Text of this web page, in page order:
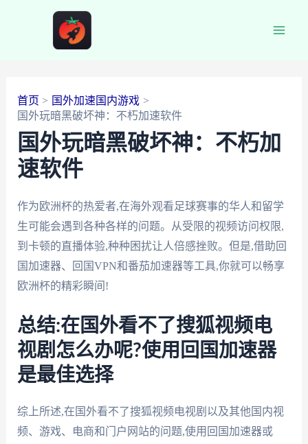
首页
国外加速国内游戏
国外玩暗黑破坏神：不朽加速软件
国外玩暗黑破坏神：不朽加
速软件
作为欧洲杯的热爱者,在海外观看足球赛事的华人和留学
生可能会遇到各种各样的问题。从受限的视频访问权限,
到卡顿的直播体验,种种困扰让人倍感挫败。但是,借助回
国加速器、回国VPN和番茄加速器等工具,你就可以畅享
欧洲杯的精彩瞬间!
总结:在国外看不了搜狐视频电
视剧怎么办呢?使用回国加速器
是最佳选择
综上所述,在国外看不了搜狐视频电视剧以及其他国内视
频、游戏、电商和门户网站的问题,使用回国加速器或